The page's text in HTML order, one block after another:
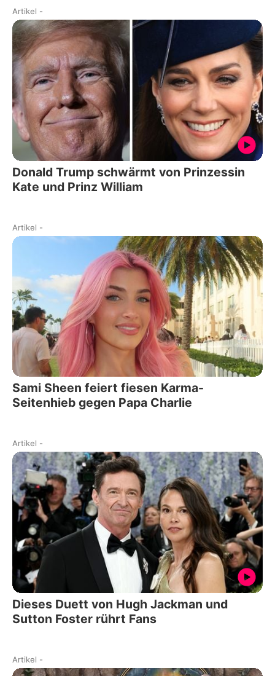
Artikel -
Donald Trump schwärmt von Prinzessin
Kate und Prinz William
Artikel -
Sami Sheen feiert fiesen Karma-
Seitenhieb gegen Papa Charlie
Artikel -
Dieses Duett von Hugh Jackman und
Sutton Foster rührt Fans
Artikel -